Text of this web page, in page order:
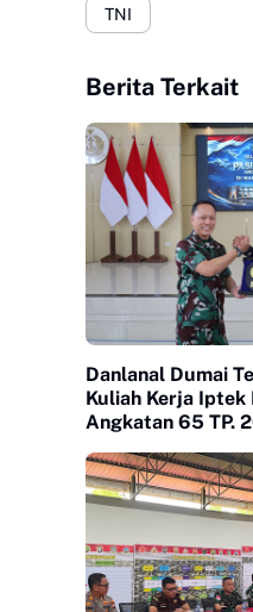
TNI
Berita Terkait
Danlanal Dumai
Kuliah Kerja Iptek
Angkatan 65 TP.